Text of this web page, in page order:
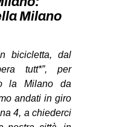
Milano
bicicletta, dal
tutt*”, per
la Milano da
andati in giro
4, a chiederci